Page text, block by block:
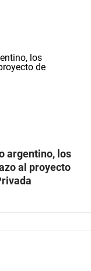
argentino, los
al proyecto